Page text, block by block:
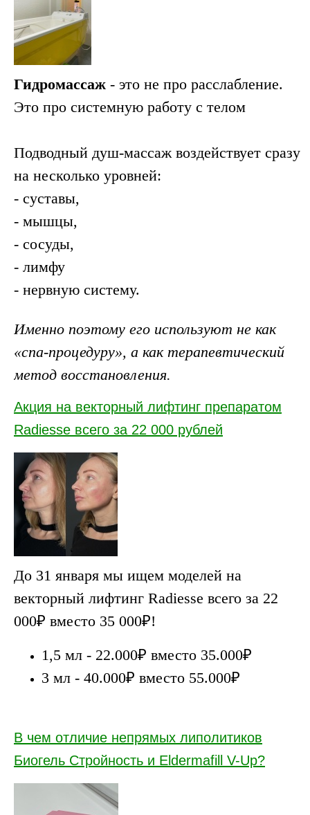
Гидромассаж - это не про расслабление.
Это про системную работу с телом
Подводный душ-массаж воздействует сразу
на несколько уровней:
- суставы,
- мышцы,
- сосуды,
- лимфу
- нервную систему.
Именно поэтому его используют не как
«спа-процедуру», а как терапевтический
метод восстановления.
Акция на векторный лифтинг препаратом
Radiesse всего за 22 000 рублей
До 31 января мы ищем моделей на
векторный лифтинг Radiesse всего за 22
000₽ вместо 35 000₽!
1,5 мл - 22.000₽ вместо 35.000₽
3 мл - 40.000₽ вместо 55.000₽
В чем отличие непрямых липолитиков
Биогель Стройность и Eldermafill V-Up?